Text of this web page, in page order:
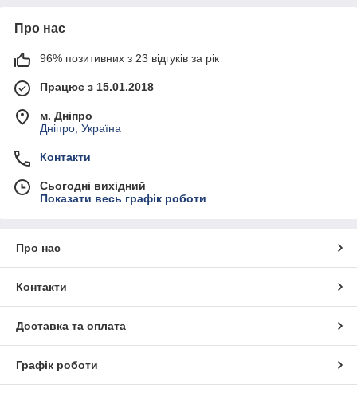
Про нас
96% позитивних з 23 відгуків за рік
Працює з 15.01.2018
м. Дніпро
Дніпро, Україна
Контакти
Сьогодні вихідний
Показати весь графік роботи
Про нас
Контакти
Доставка та оплата
Графік роботи